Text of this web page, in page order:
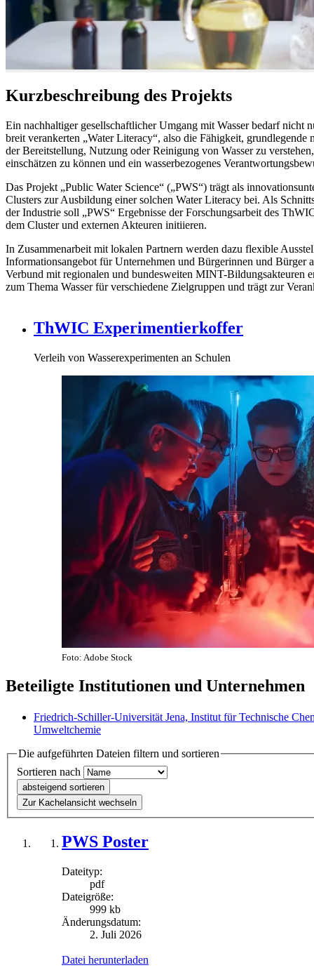
Kurzbeschreibung des Projekts
Ein nachhaltiger gesellschaftlicher Umgang mit Wasser bedarf nicht
breit verankerten „Water Literacy“, also die Fähigkeit,
der Bereitstellung, Nutzung oder Reinigung von Wasser zu
einschätzen zu können und ein wasserbezogenes
Das Projekt „Public Water Science“ („PWS“) trägt als
Clusters zur Ausbildung einer solchen Water Literacy bei. Als
der Industrie soll „PWS“ Ergebnisse der Forschungsarbeit des
dem Cluster und externen Akteuren initiieren.
In Zusammenarbeit mit lokalen Partnern werden dazu flexible
Informationsangebot für Unternehmen und Bürgerinnen und Bürger
Verbund mit regionalen und bundesweiten MINT-Bildungsakteuren
zum Thema Wasser für verschiedene Zielgruppen und trägt zur
ThWIC Experimentierkoffer
Verleih von Wasserexperimenten an Schulen
Foto: Adobe Stock
Beteiligte Institutionen und Unternehmen
Friedrich-Schiller-Universität Jena, Institut für Technische
Umweltchemie
Die aufgeführten Dateien filtern und sortieren
Sortieren nach
absteigend sortieren
Zur Kachelansicht wechseln
PWS Poster
Dateityp:
pdf
Dateigröße:
999 kb
Änderungsdatum:
2. Juli 2026
Datei herunterladen